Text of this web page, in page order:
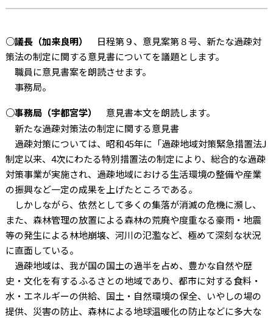
○議長（加来良明）
日程第９、意見案第８号、新たな過疎対
策法の制定に関する意見書についてを議題とします。
職員に意見書案を朗読させます。
事務局。
○事務局（宇都宮学）
意見書本文を朗読します。
新たな過疎対策法の制定に関する意見書
過疎対策については、昭和45年に「過疎地域対策緊急措置法J
制定以来、4次にわたる特別措置法の制定により、総合的な過疎
対策事業が実施され、過疎地域における生活環境の整備や産業
の振興など一定の成果を上げたところである。
しかしながら、依然として多くの集落が消滅の危機に瀕し、
また、森林管理の放置による森林の荒廃や度重なる豪雨・地震
等の発生による林地崩壊、河川の氾濫など、極めて深刻な状況
に直面している。
過疎地域は、我が国の国土の過半を占め、豊かな自然や歴
史・文化を有するふるさとの地域であり、都市に対する食料・
水・エネルギーの供給、国土・自然環境の保全、いやしの場の
提供、災害の防止、森林による地球温暖化の防止などに多大な